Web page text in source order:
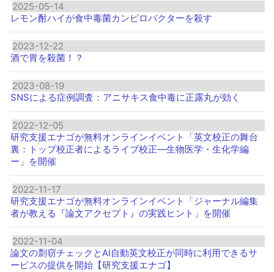
2025-05-14
レモン酎ハイが食中毒菌カンピロバクターを殺す
2023-12-22
酒で胃を殺菌！？
2023-08-19
SNSによる症例調査：アニサキス食中毒に正露丸が効く
2022-12-05
研究支援エナゴが無料オンラインイベント「英文校正の舞台
裏：トップ校正者によるライブ校正―生物医学・生化学編
ー」を開催
2022-11-17
研究支援エナゴが無料オンラインイベント「ジャーナル編集
者が教える『論文アクセプト』の実践ヒント」を開催
2022-11-04
論文の剽窃チェックとAI自動英文校正が同時に利用できるサ
ービスの提供を開始【研究支援エナゴ】